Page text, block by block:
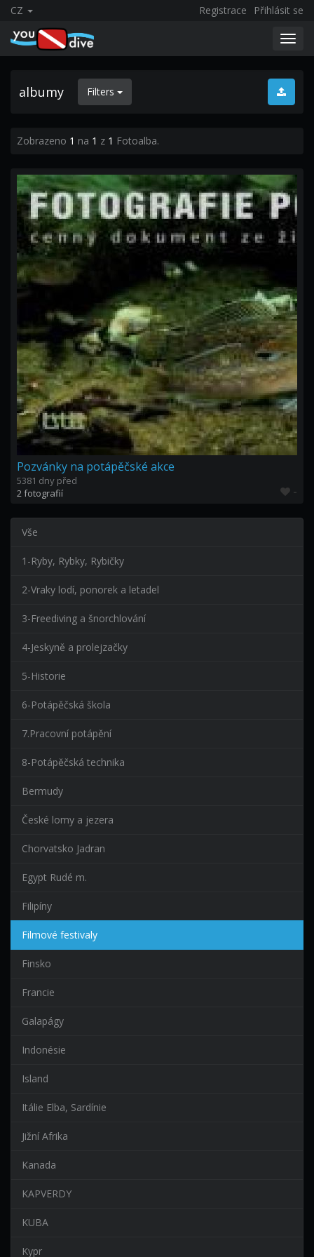
CZ Registrace Přihlásit se
albumy Filters
Zobrazeno 1 na 1 z 1 Fotoalba.
Pozvánky na potápěčské akce
5381 dny před
2 fotografií
-
Vše
1-Ryby, Rybky, Rybičky
2-Vraky lodí, ponorek a letadel
3-Freediving a šnorchlování
4-Jeskyně a prolejzačky
5-Historie
6-Potápěčská škola
7.Pracovní potápění
8-Potápěčská technika
Bermudy
České lomy a jezera
Chorvatsko Jadran
Egypt Rudé m.
Filipíny
Filmové festivaly
Finsko
Francie
Galapágy
Indonésie
Island
Itálie Elba, Sardínie
Jižní Afrika
Kanada
KAPVERDY
KUBA
Kypr